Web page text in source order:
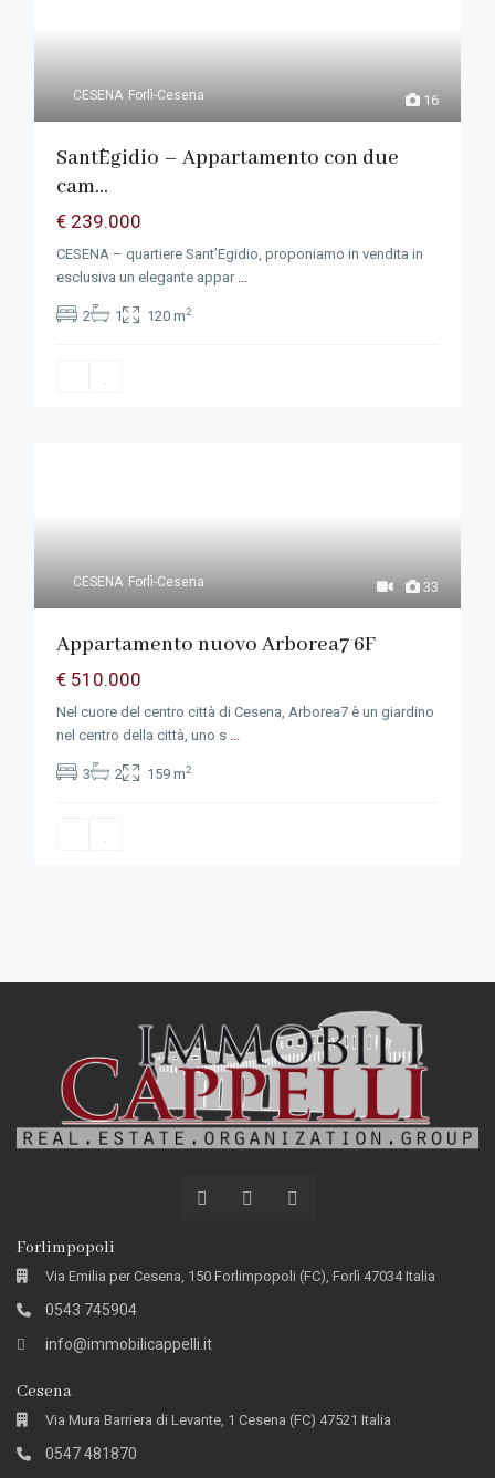
16
CESENA Forlì-Cesena
Sant`Egidio – Appartamento con due
cam...
€ 239.000
CESENA – quartiere Sant’Egidio, proponiamo in vendita in
esclusiva un elegante appar
2 1 120 m2
33
CESENA Forlì-Cesena
Appartamento nuovo Arborea7 6F
€ 510.000
Nel cuore del centro città di Cesena, Arborea7 è un giardino
nel centro della città, uno s
3 2 159 m2
Forlimpopoli
Via Emilia per Cesena, 150 Forlimpopoli (FC), Forlì 47034 Italia
0543 745904
info@immobilicappelli.it
Cesena
Via Mura Barriera di Levante, 1 Cesena (FC) 47521 Italia
0547 481870